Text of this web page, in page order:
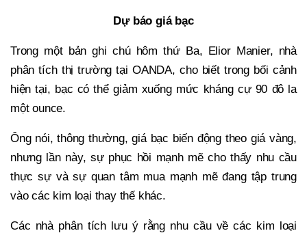
Dự báo giá bạc
Trong một bản ghi chú hôm thứ Ba, Elior Manier, nhà
phân tích thị trường tại OANDA, cho biết trong bối cảnh
hiện tại, bạc có thể giảm xuống mức kháng cự 90 đô la
một ounce.
Ông nói, thông thường, giá bạc biến động theo giá vàng,
nhưng lần này, sự phục hồi mạnh mẽ cho thấy nhu cầu
thực sự và sự quan tâm mua mạnh mẽ đang tập trung
vào các kim loại thay thế khác.
Các nhà phân tích lưu ý rằng nhu cầu về các kim loại